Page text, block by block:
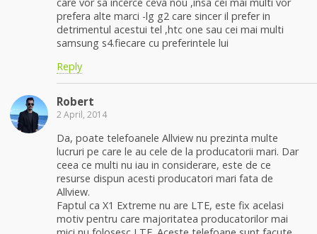
prefera alte marci -lg g2 care sincer il prefer in
detrimentul acestui tel ,htc one sau cei mai multi
samsung s4.fiecare cu preferintele lui
Reply
Robert
2 April, 2014
Da, poate telefoanele Allview nu prezinta multe
lucruri pe care le au cele de la producatorii mari. Dar
ceea ce multi nu iau in considerare, este de ce
resurse dispun acesti producatori mari fata de
Allview.
Faptul ca X1 Extreme nu are LTE, este fix acelasi
motiv pentru care majoritatea producatorilor mai